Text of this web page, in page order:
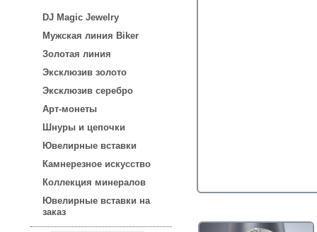
DJ Magic Jewelry
Мужская линия Biker
Золотая линия
Эксклюзив золото
Эксклюзив серебро
Арт-монеты
Шнуры и цепочки
Ювелирные вставки
Камнерезное искусство
Коллекция минералов
Ювелирные вставки на
заказ